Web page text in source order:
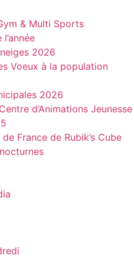
& Multi Sports
2026
Voeux à la population
2026
d’Animations Jeunesse
France de Rubik’s Cube